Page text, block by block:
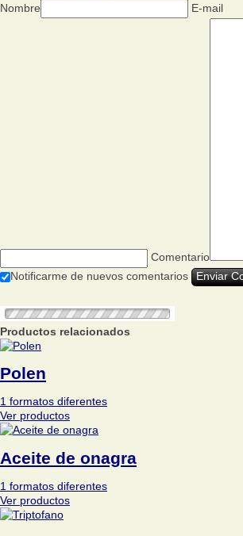
Nombre
E-mail
Comentario
Notificarme de nuevos comentarios
Productos relacionados
Polen
1 formatos diferentes
Ver productos
Aceite de onagra
1 formatos diferentes
Ver productos